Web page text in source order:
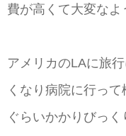
費が高くて大変な
アメリカのLAに旅
くなり病院に行っ
ぐらいかかりびっ